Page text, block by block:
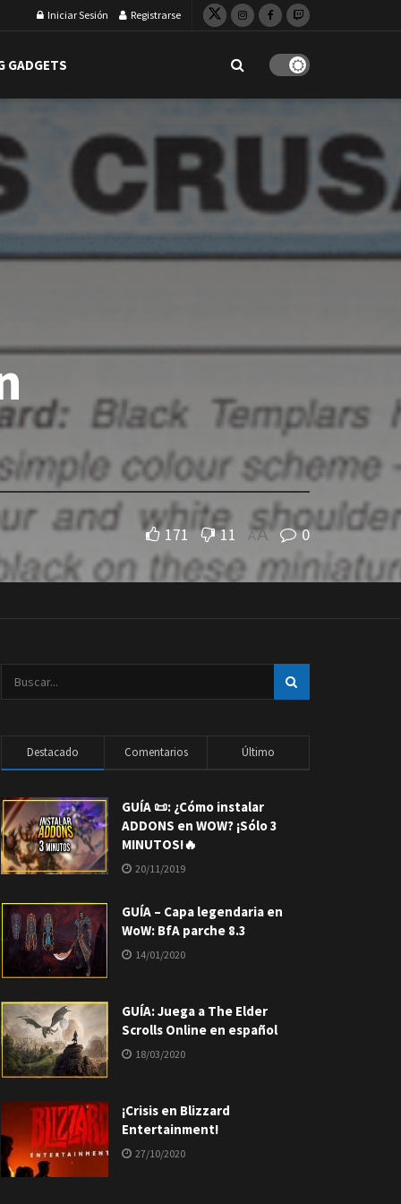
Iniciar Sesión Registrarse
GADGETS
171 11 AA 0
Destacado Comentarios Último
GUÍA 📜: ¿Cómo instalar
ADDONS en WOW? ¡Sólo 3
MINUTOS!🔥
20/11/2019
GUÍA – Capa legendaria en
WoW: BfA parche 8.3
14/01/2020
GUÍA: Juega a The Elder
Scrolls Online en español
18/03/2020
¡Crisis en Blizzard
Entertainment!
27/10/2020